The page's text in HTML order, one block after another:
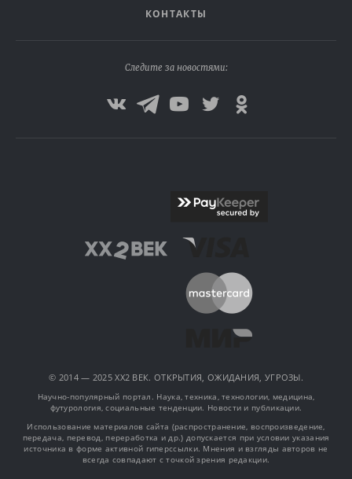
КОНТАКТЫ
Следите за новостями:
© 2014 — 2025 XX2 ВЕК. ОТКРЫТИЯ, ОЖИДАНИЯ, УГРОЗЫ.
Научно-популярный портал. Наука, техника, технологии, медицина,
футурология, социальные тенденции. Новости и публикации.
Использование материалов сайта (распространение, воспроизведение,
передача, перевод, переработка и др.) допускается при условии указания
источника в форме активной гиперссылки. Мнения и взгляды авторов не
всегда совпадают с точкой зрения редакции.